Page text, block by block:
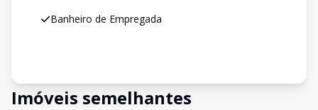
Banheiro de Empregada
Imóveis semelhantes